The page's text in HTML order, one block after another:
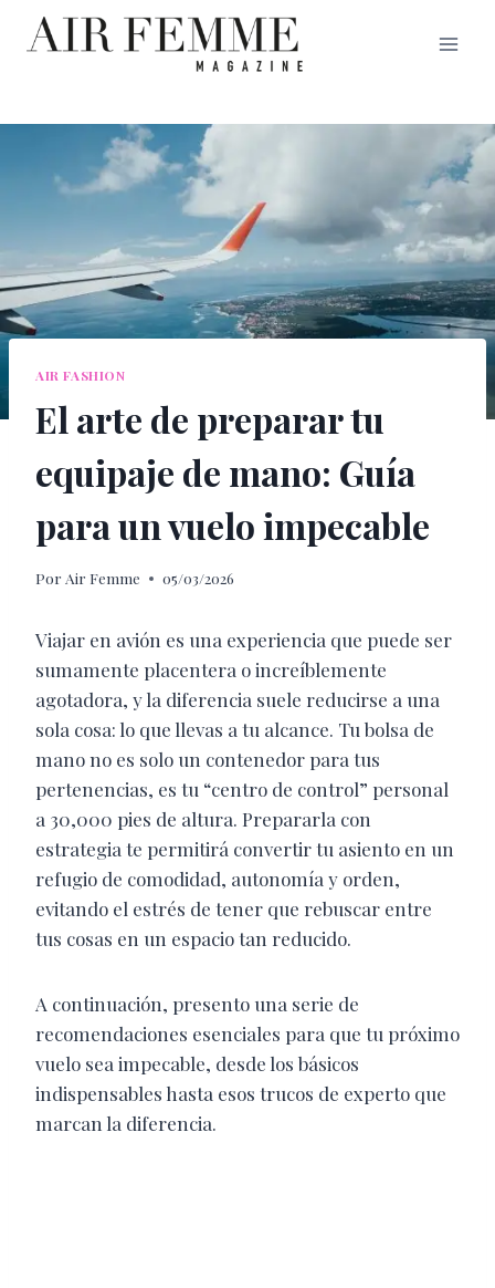
Saltar
AIR FASHION
El arte de preparar tu
equipaje de mano: Guía
para un vuelo impecable
Por Air Femme 05/03/2026
Viajar en avión es una experiencia que puede ser
sumamente placentera o increíblemente
agotadora, y la diferencia suele reducirse a una
sola cosa: lo que llevas a tu alcance. Tu bolsa de
mano no es solo un contenedor para tus
pertenencias, es tu “centro de control” personal
a 30,000 pies de altura. Prepararla con
estrategia te permitirá convertir tu asiento en un
refugio de comodidad, autonomía y orden,
evitando el estrés de tener que rebuscar entre
tus cosas en un espacio tan reducido.
A continuación, presento una serie de
recomendaciones esenciales para que tu próximo
vuelo sea impecable, desde los básicos
indispensables hasta esos trucos de experto que
marcan la diferencia.